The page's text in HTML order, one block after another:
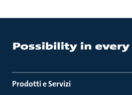
Prodotti e Servizi